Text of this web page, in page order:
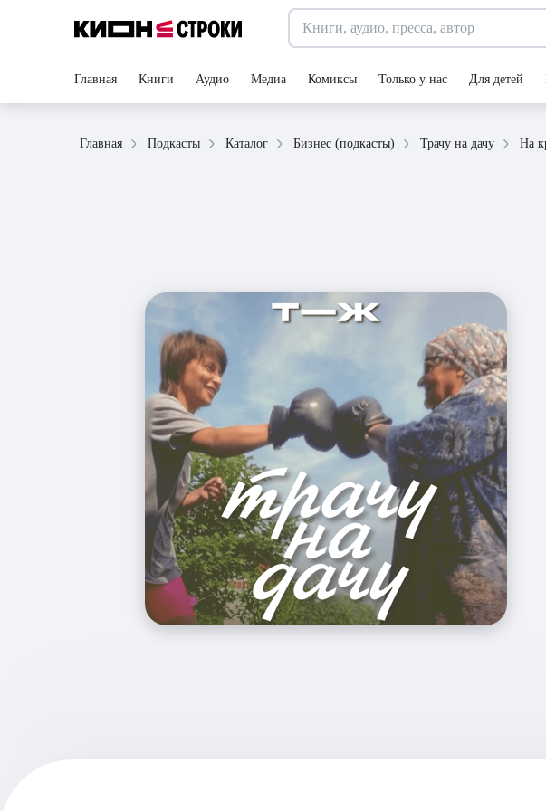
Главная Книги Аудио Медиа Комиксы Только у нас Для детей
Главная Подкасты Каталог Бизнес (подкасты) Трачу на дачу На